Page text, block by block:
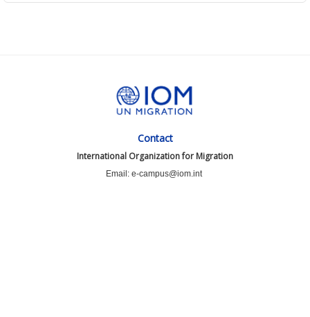
Contact
International Organization for Migration
Email: e-campus@iom.int